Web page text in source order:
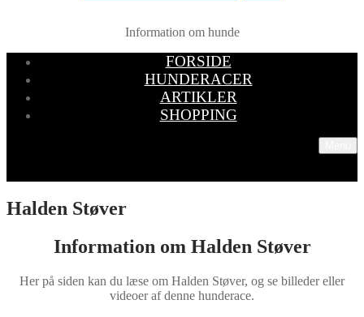
Information om hunde
FORSIDE
HUNDERACER
ARTIKLER
SHOPPING
Halden Støver
Information om Halden Støver
Her på siden kan du læse om Halden Støver, og se billeder eller
videoer af denne hunderace.